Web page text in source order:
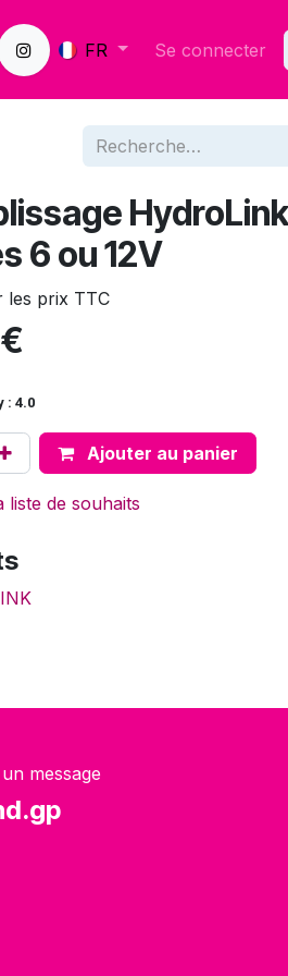
FR Se connecter
6 ou 12V
les prix TTC
€
: 4.0
Ajouter au panier
liste de souhaits
message